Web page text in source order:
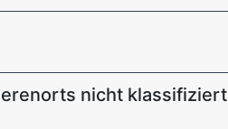
nicht klassifiziert